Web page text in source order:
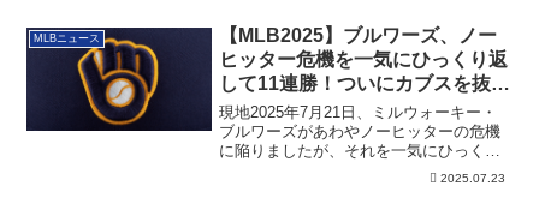
MLBニュース
【MLB2025】ブルワーズ、ノー
ヒッター危機を一気にひっくり返
して11連勝！ついにカブスを抜
く！
現地2025年7月21日、ミルウォーキー・
ブルワーズがあわやノーヒッターの危機
に陥りましたが、それを一気にひっくり
返して11連勝！ついにカブスを抜きまし
2025.07.23